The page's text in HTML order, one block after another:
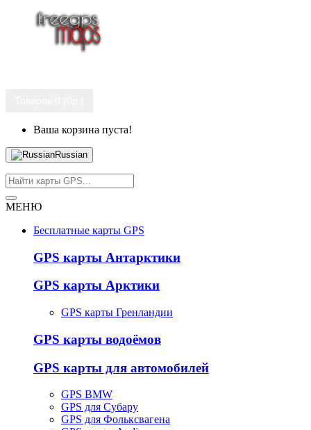
Ваша корзина пуста!
Russian
МЕНЮ
Бесплатные карты GPS
GPS карты Антарктики
GPS карты Арктики
GPS карты Гренландии
GPS карты водоёмов
GPS карты для автомобилей
GPS BMW
GPS для Субару
GPS для Фольксвагена